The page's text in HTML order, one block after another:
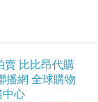
還原成可操作
人真的坐下來
消一個人穿越
把科學理解成
賣 比比昂代購
播網 全球購物
中心